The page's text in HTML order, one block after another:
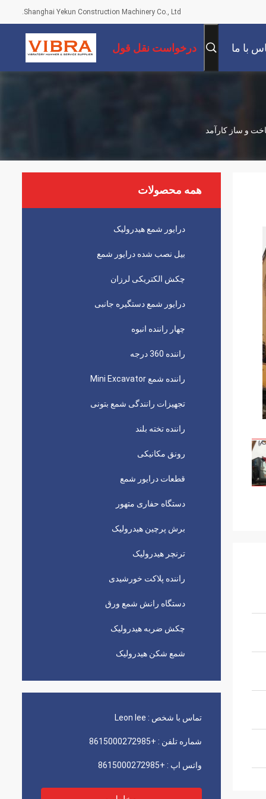
Shanghai Yekun Construction Machinery Co., Ltd.
با ما درخواست نقل قول
همه محصولات
درایور شمع هیدرولیک
بیل نصب شده درایور شمع
چکش الکتریکی لرزان
درایور شمع دستگیره جانبی
چهار راننده انبوه
راننده 360 درجه
راننده شمع Mini Excavator
تجهیزات رانندگی شمع بتونی
راننده تخته بلند
رونق مکانیکی
قطعات درایور شمع
دستگاه حفاری متهور
برش پرچین هیدرولیک
ترنچر هیدرولیک
راننده پلاکت خورشیدی
دستگاه رانش شمع ورق
چکش ضربه هیدرولیک
شمع شکن هیدرولیک
تماس با شخص : Leon lee
شماره تلفن : +8615000272985
واتس اپ : +8615000272985